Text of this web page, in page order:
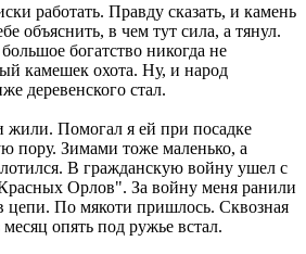
работать. Правду сказать, и камень
объяснить, в чем тут сила, а тянул.
богатство никогда не
камешек охота. Ну, и народ
деревенского стал.
Помогал я ей при посадке
пору. Зимами тоже маленько, а
В гражданскую войну ушел с
Орлов". За войну меня ранили
цепи. По мякоти пришлось. Сквозная
опять под ружье встал.